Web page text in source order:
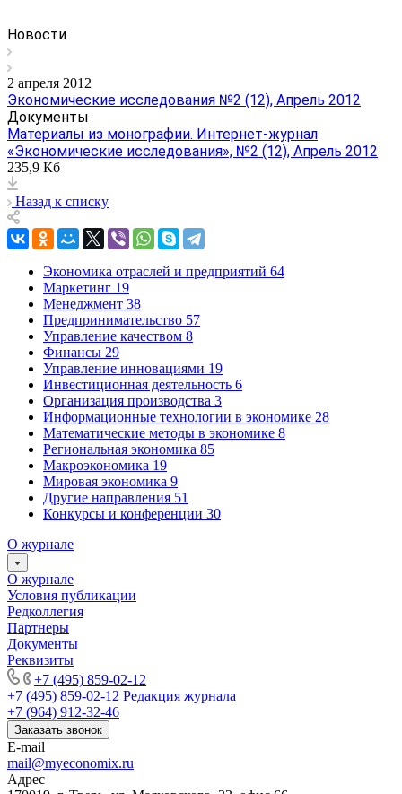
Новости
2 апреля 2012
Экономические исследования №2 (12), Апрель 2012
Документы
Материалы из монографии. Интернет-журнал
«Экономические исследования», №2 (12), Апрель 2012
235,9 Кб
Назад к списку
Экономика отраслей и предприятий 64
Маркетинг 19
Менеджмент 38
Предпринимательство 57
Управление качеством 8
Финансы 29
Управление инновациями 19
Инвестиционная деятельность 6
Организация производства 3
Информационные технологии в экономике 28
Математические методы в экономике 8
Региональная экономика 85
Макроэкономика 19
Мировая экономика 9
Другие направления 51
Конкурсы и конференции 30
О журнале
О журнале
Условия публикации
Редколлегия
Партнеры
Документы
Реквизиты
+7 (495) 859-02-12
+7 (495) 859-02-12 Редакция журнала
+7 (964) 912-32-46
Заказать звонок
E-mail
mail@myeconomix.ru
Адрес